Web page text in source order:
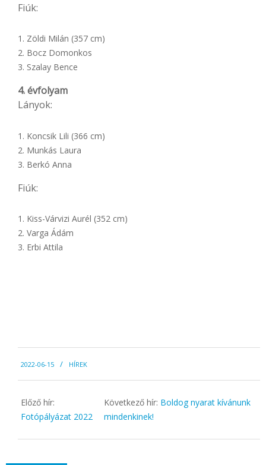
Fiúk:
Zöldi Milán (357 cm)
Bocz Domonkos
Szalay Bence
4. évfolyam
Lányok:
Koncsik Lili (366 cm)
Munkás Laura
Berkó Anna
Fiúk:
Kiss-Várvizi Aurél (352 cm)
Varga Ádám
Erbi Attila
06-
15
2022-06-15 HÍREK
Előző hír:
Fotópályázat 2022
Következő hír: Boldog nyarat kívánunk
mindenkinek!